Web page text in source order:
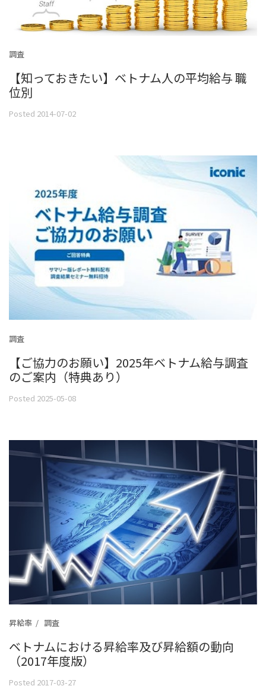
調査
【知っておきたい】ベトナム人の平均給与 職
位別
Posted 2014-07-02
調査
【ご協力のお願い】2025年ベトナム給与調査
のご案内（特典あり）
Posted 2025-05-08
昇給率 調査
ベトナムにおける昇給率及び昇給額の動向
（2017年度版）
Posted 2017-03-27